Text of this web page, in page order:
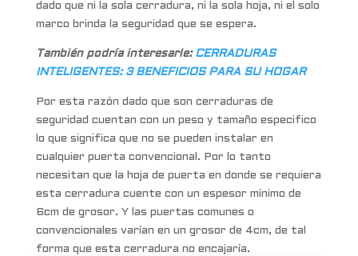
dado que ni la sola cerradura, ni la sola hoja, ni el solo
marco brinda la seguridad que se espera.
También podría interesarle: CERRADURAS
INTELIGENTES: 3 BENEFICIOS PARA SU HOGAR
Por esta razón dado que son cerraduras de
seguridad cuentan con un peso y tamaño especifico
lo que significa que no se pueden instalar en
cualquier puerta convencional. Por lo tanto
necesitan que la hoja de puerta en donde se requiera
esta cerradura cuente con un espesor mínimo de
6cm de grosor. Y las puertas comunes o
convencionales varían en un grosor de 4cm, de tal
forma que esta cerradura no encajaría.